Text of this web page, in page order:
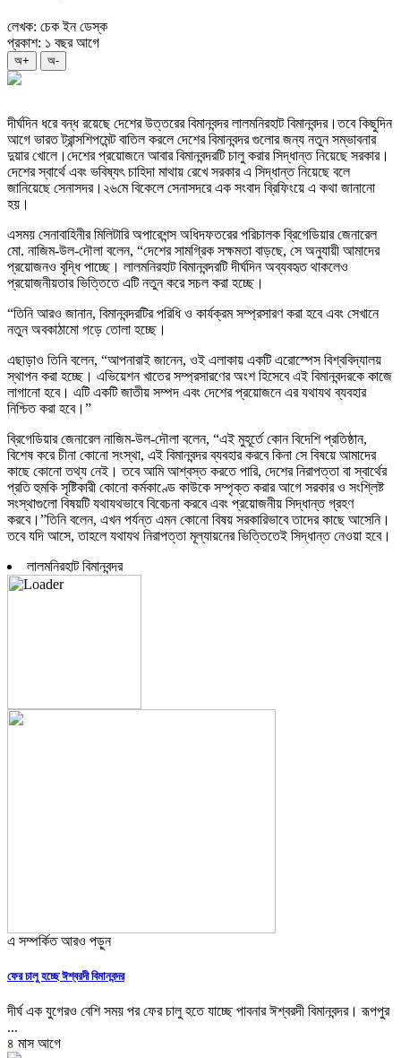
লেখক: চেক ইন ডেস্ক
প্রকাশ: ১ বছর আগে
অ+ অ-
দীর্ঘদিন ধরে বন্ধ রয়েছে দেশের উত্তরের বিমানবন্দর লালমনিরহাট বিমানবন্দর।তবে কিছুদিন
আগে ভারত ট্রান্সশিপমেন্ট বাতিল করলে দেশের বিমানবন্দর গুলোর জন্য নতুন সম্ভাবনার
দুয়ার খোলে।দেশের প্রয়োজনে আবার বিমানবন্দরটি চালু করার সিদ্ধান্ত নিয়েছে সরকার।
দেশের স্বার্থে এবং ভবিষ্যৎ চাহিদা মাথায় রেখে সরকার এ সিদ্ধান্ত নিয়েছে বলে
জানিয়েছে সেনাসদর।২৬মে বিকেলে সেনাসদরে এক সংবাদ ব্রিফিংয়ে এ কথা জানানো
হয়।
এসময় সেনাবাহিনীর মিলিটারি অপারেশন্স অধিদফতরের পরিচালক ব্রিগেডিয়ার জেনারেল
মো. নাজিম-উল-দৌলা বলেন, “দেশের সামগ্রিক সক্ষমতা বাড়ছে, সে অনুযায়ী আমাদের
প্রয়োজনও বৃদ্ধি পাচ্ছে। লালমনিরহাট বিমানবন্দরটি দীর্ঘদিন অব্যবহৃত থাকলেও
প্রয়োজনীয়তার ভিত্তিতে এটি নতুন করে সচল করা হচ্ছে।
“তিনি আরও জানান, বিমানবন্দরটির পরিধি ও কার্যক্রম সম্প্রসারণ করা হবে এবং সেখানে
নতুন অবকাঠামো গড়ে তোলা হচ্ছে।
এছাড়াও তিনি বলেন, “আপনারাই জানেন, ওই এলাকায় একটি এরোস্পেস বিশ্ববিদ্যালয়
স্থাপন করা হচ্ছে। এভিয়েশন খাতের সম্প্রসারণের অংশ হিসেবে এই বিমানবন্দরকে কাজে
লাগানো হবে। এটি একটি জাতীয় সম্পদ এবং দেশের প্রয়োজনে এর যথাযথ ব্যবহার
নিশ্চিত করা হবে।”
ব্রিগেডিয়ার জেনারেল নাজিম-উল-দৌলা বলেন, “এই মুহূর্তে কোন বিদেশি প্রতিষ্ঠান,
বিশেষ করে চীনা কোনো সংস্থা, এই বিমানবন্দর ব্যবহার করবে কিনা সে বিষয়ে আমাদের
কাছে কোনো তথ্য নেই। তবে আমি আশ্বস্ত করতে পারি, দেশের নিরাপত্তা বা স্বার্থের
প্রতি হুমকি সৃষ্টিকারী কোনো কর্মকাণ্ডে কাউকে সম্পৃক্ত করার আগে সরকার ও সংশ্লিষ্ট
সংস্থাগুলো বিষয়টি যথাযথভাবে বিবেচনা করবে এবং প্রয়োজনীয় সিদ্ধান্ত গ্রহণ
করবে।”তিনি বলেন, এখন পর্যন্ত এমন কোনো বিষয় সরকারিভাবে তাদের কাছে আসেনি।
তবে যদি আসে, তাহলে যথাযথ নিরাপত্তা মূল্যায়নের ভিত্তিতেই সিদ্ধান্ত নেওয়া হবে।
লালমনিরহাট বিমানবন্দর
এ সম্পর্কিত আরও পড়ুন
ফের চালু হচ্ছে ঈশ্বরদী বিমানবন্দর
দীর্ঘ এক যুগেরও বেশি সময় পর ফের চালু হতে যাচ্ছে পাবনার ঈশ্বরদী বিমানবন্দর। রূপপুর
...
৪ মাস আগে